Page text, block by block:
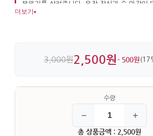
분위기를 살려줍니다. 은장 장식과 술 마감이
살아 있습니다.
더보기 ▾
3,000원2,500원- 500원
총 상품금액 : 2,500원